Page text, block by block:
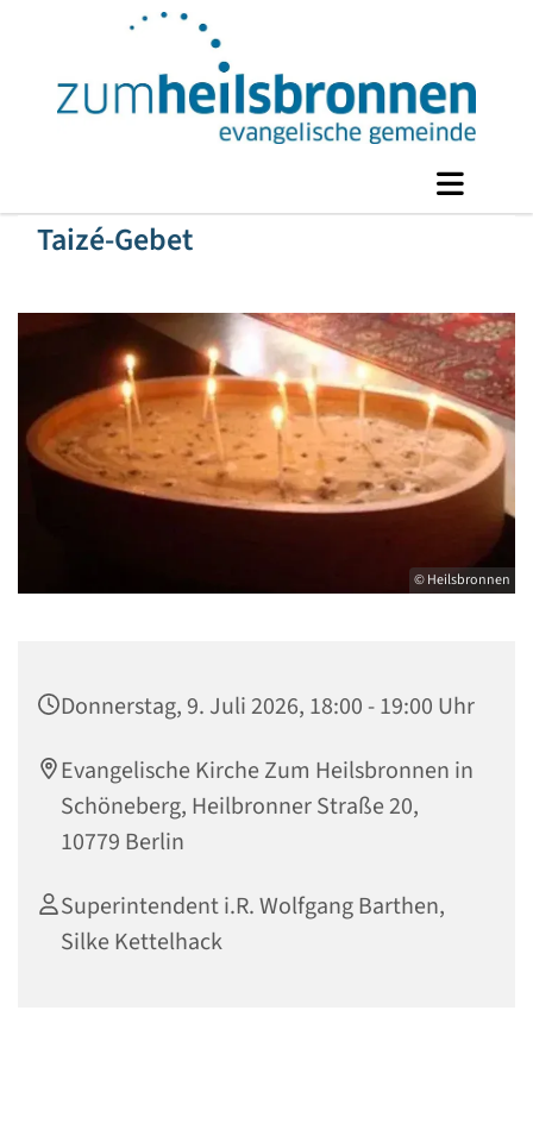
Taizé-Gebet
© Heilsbronnen
Donnerstag, 9. Juli 2026, 18:00 - 19:00 Uhr
Evangelische Kirche Zum Heilsbronnen in
Schöneberg, Heilbronner Straße 20,
10779 Berlin
Superintendent i.R. Wolfgang Barthen,
Silke Kettelhack